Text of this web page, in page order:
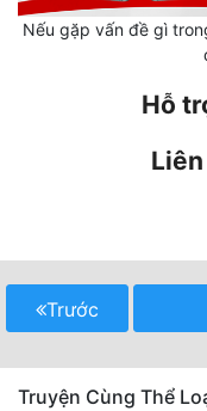
Khoa Huyễn Không Gian
Làm Giàu
Lịch Sử
Nếu gặp vấn đề gì
Hỗ
Trước
Truyện Cùng Thể